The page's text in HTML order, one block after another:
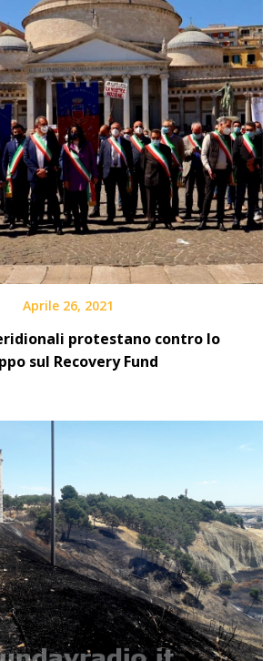
Aprile 26, 2021
protestano contro lo
sul Recovery Fund